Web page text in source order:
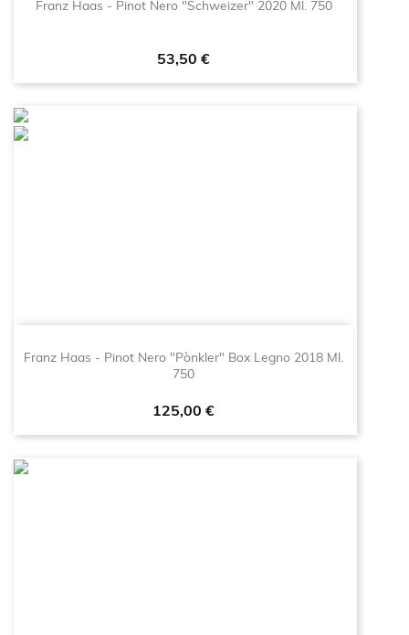
Franz Haas - Pinot Nero "Schweizer" 2020 Ml. 750
Prezzo
53,50 €
Franz Haas - Pinot Nero "Pònkler" Box Legno 2018 Ml.
750
Prezzo
125,00 €